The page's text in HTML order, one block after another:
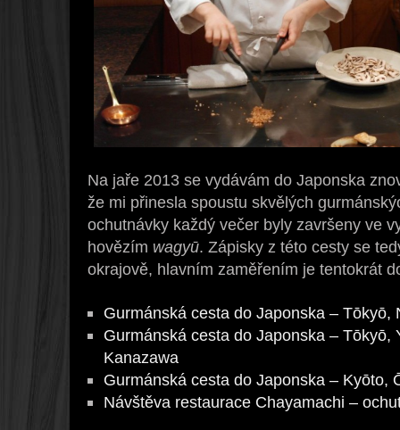
Na jaře 2013 se vydávám do Japonska
že mi přinesla spoustu skvělých
ochutnávky každý večer byly završeny ve
hovězím wagyū. Zápisky z této cesty se
okrajově, hlavním zaměřením je tentokrát
Gurmánská cesta do Japonska – Tōkyō,
Gurmánská cesta do Japonska – Tōkyō,
Kanazawa
Gurmánská cesta do Japonska – Kyōto,
Návštěva restaurace Chayamachi –